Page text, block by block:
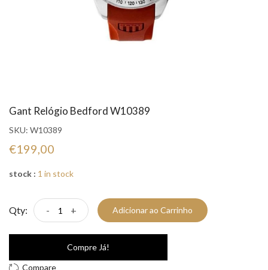
Gant Relógio Bedford W10389
SKU: W10389
€199,00
stock : 1 in stock
Qty: - + Adicionar ao Carrinho
Compre Já!